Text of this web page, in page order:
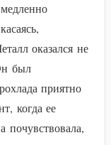
оказался не
был
приятно
когда ее
почувствовала,